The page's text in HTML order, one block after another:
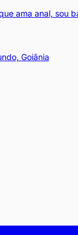
ama anal, sou
Goiânia